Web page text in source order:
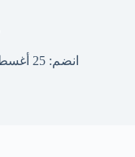
انضم: 25 أغسطس، 2013